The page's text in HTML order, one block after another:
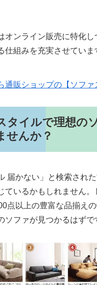
オンライン販売に特化
仕組みを充実させていま
通販ショップの【ソファ
タイルで理想の
せんか？
届かない」と検索され
ているかもしれません
点以上の豊富な品揃え
ソファが見つかるはずで